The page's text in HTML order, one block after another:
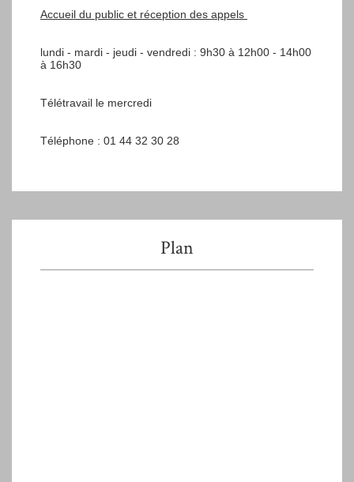
Accueil du public et réception des appels
lundi - mardi - jeudi - vendredi : 9h30 à 12h00 - 14h00
à 16h30
Télétravail le mercredi
Téléphone : 01 44 32 30 28
Plan